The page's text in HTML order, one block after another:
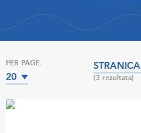
PER PAGE:
20 (3 rezultata)